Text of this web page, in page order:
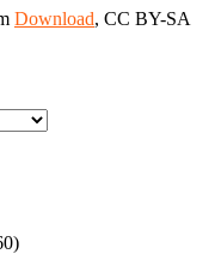
Download, CC BY-SA